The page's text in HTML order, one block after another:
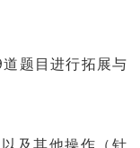
题目进行拓展与